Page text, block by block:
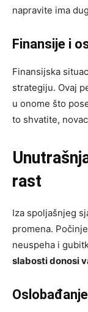
napravite ima
Finansije i
Finansijska
strategiju. Ovaj
u onome što
to shvatite,
rast
Iza spoljašnjeg
promena.
neuspeha i
slabosti donosi